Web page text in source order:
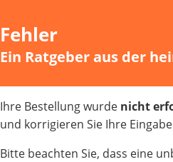
Fehler
Ein Ratgeber aus der
Ihre Bestellung wurde nicht
und korrigieren Sie Ihre
Bitte beachten Sie, dass eine